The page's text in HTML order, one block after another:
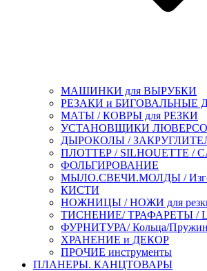
МАШИНКИ для ВЫРУБКИ
РЕЗАКИ и БИГОВАЛЬНЫЕ
МАТЫ / КОВРЫ для РЕЗКИ
УСТАНОВЩИКИ
ДЫРОКОЛЫ /
ПЛОТТЕР / SILHOUETTE /
ФОЛЬГИРОВАНИЕ
МЫЛО.СВЕЧИ.МОЛДЫ /
КИСТИ
НОЖНИЦЫ / НОЖИ для
ТИСНЕНИЕ/ ТРАФАРЕТЫ /
ФУРНИТУРА/ Кольца/
ХРАНЕНИЕ и ДЕКОР
ПРОЧИЕ инструменты
ПЛАНЕРЫ. КАНЦТОВАРЫ